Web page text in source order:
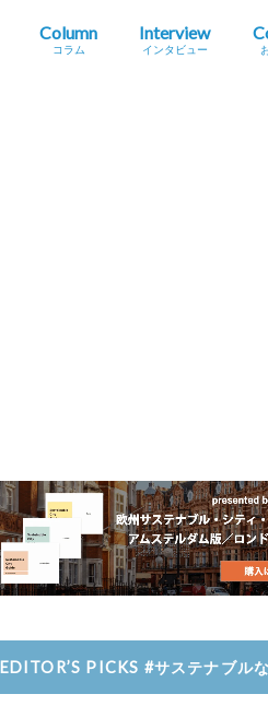
Column
コラム
Interview
インタビュー
EDITOR’S PICKS #サステナブル